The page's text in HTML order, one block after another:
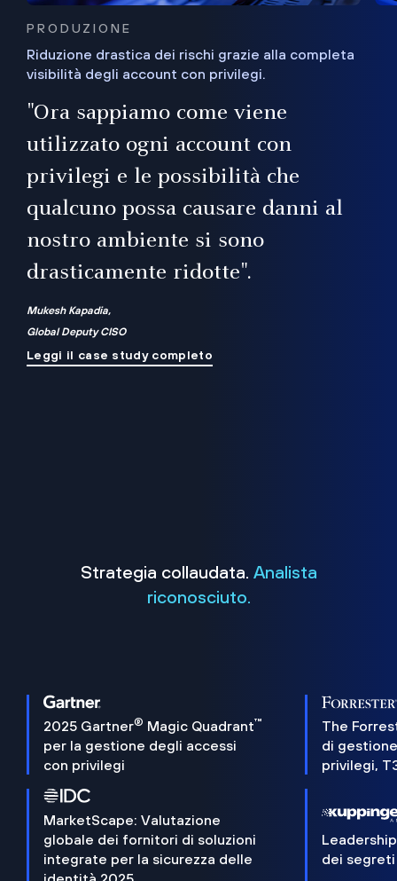
PRODUZIONE
Riduzione drastica dei rischi grazie alla completa
visibilità degli account con privilegi.
"Ora sappiamo come viene
utilizzato ogni account con
privilegi e le possibilità che
qualcuno possa causare danni al
nostro ambiente si sono
drasticamente ridotte".
Mukesh Kapadia,
Global Deputy CISO
Leggi il case study completo
Strategia collaudata. Analista
riconosciuto.
2025 Gartner® Magic Quadrant™
per la gestione degli accessi
con privilegi
The
di
privilegi,
MarketScape: Valutazione
globale dei fornitori di soluzioni
integrate per la sicurezza delle
dei segreti